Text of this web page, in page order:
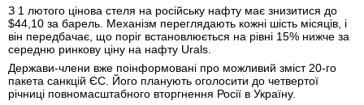
З 1 лютого цінова стеля на російську нафту має знизитися до
$44,10 за барель. Механізм переглядають кожні шість місяців, і
він передбачає, що поріг встановлюється на рівні 15% нижче за
середню ринкову ціну на нафту Urals.
Держави-члени вже поінформовані про можливий зміст 20-го
пакета санкцій ЄС. Його планують оголосити до четвертої
річниці повномасштабного вторгнення Росії в Україну.